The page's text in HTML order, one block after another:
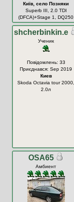
Київ, село Позняки
Superb III, 2.0 TDI
(DFCA)+Stage 1, DQ250
shcherbinkin.e
Ученик
Повідомлень: 33
Приєднався: Sep 2019
Киев
Skoda Octavia tour 2000,
2.0л
OSA65
Амбиент